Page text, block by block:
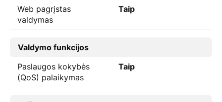
Web pagrįstas
valdymas
Taip
Valdymo funkcijos
Paslaugos kokybės
(QoS) palaikymas
Taip